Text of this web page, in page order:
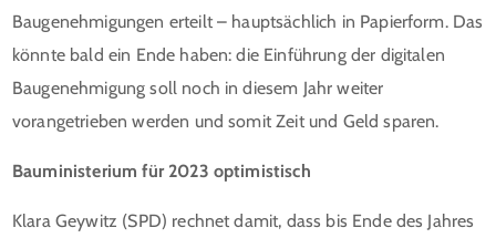
Baugenehmigungen erteilt – hauptsächlich in Papierform. Das
könnte bald ein Ende haben: die Einführung der digitalen
Baugenehmigung soll noch in diesem Jahr weiter
vorangetrieben werden und somit Zeit und Geld sparen.
Bauministerium für 2023 optimistisch
Klara Geywitz (SPD) rechnet damit, dass bis Ende des Jahres